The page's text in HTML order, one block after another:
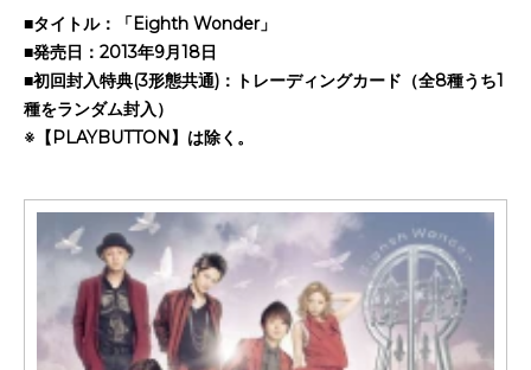
■タイトル：「Eighth Wonder」
■発売日：2013年9月18日
■初回封入特典(3形態共通)：トレーディングカード（全8種うち1
種をランダム封入）
※【PLAYBUTTON】は除く。